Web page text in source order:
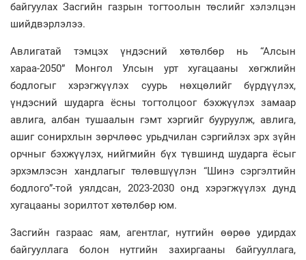
байгуулах Засгийн газрын тогтоолын төслийг хэлэлцэн
шийдвэрлэлээ.
Авлигатай тэмцэх үндэсний хөтөлбөр нь “Алсын
хараа-2050” Монгол Улсын урт хугацааны хөгжлийн
бодлогыг хэрэгжүүлэх суурь нөхцөлийг бүрдүүлэх,
үндэсний шударга ёсны тогтолцоог бэхжүүлэх замаар
авлига, албан тушаалын гэмт хэргийг бууруулж, авлига,
ашиг сонирхлын зөрчлөөс урьдчилан сэргийлэх эрх зүйн
орчныг бэхжүүлэх, нийгмийн бүх түвшинд шударга ёсыг
эрхэмлэсэн хандлагыг төлөвшүүлэн “Шинэ сэргэлтийн
бодлого”-той уялдсан, 2023-2030 онд хэрэгжүүлэх дунд
хугацааны зорилтот хөтөлбөр юм.
Засгийн газраас яам, агентлаг, нутгийн өөрөө удирдах
байгууллага болон нутгийн захиргааны байгууллага,